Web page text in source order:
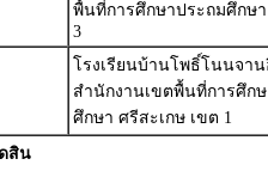
พื้นที่การศึกษาประถมศึกษา
3
โรงเรียนบ้านโพธิ์โนนจา
สำนักงานเขตพื้นที่การศึก
ศึกษา ศรีสะเกษ เขต 1
สิน